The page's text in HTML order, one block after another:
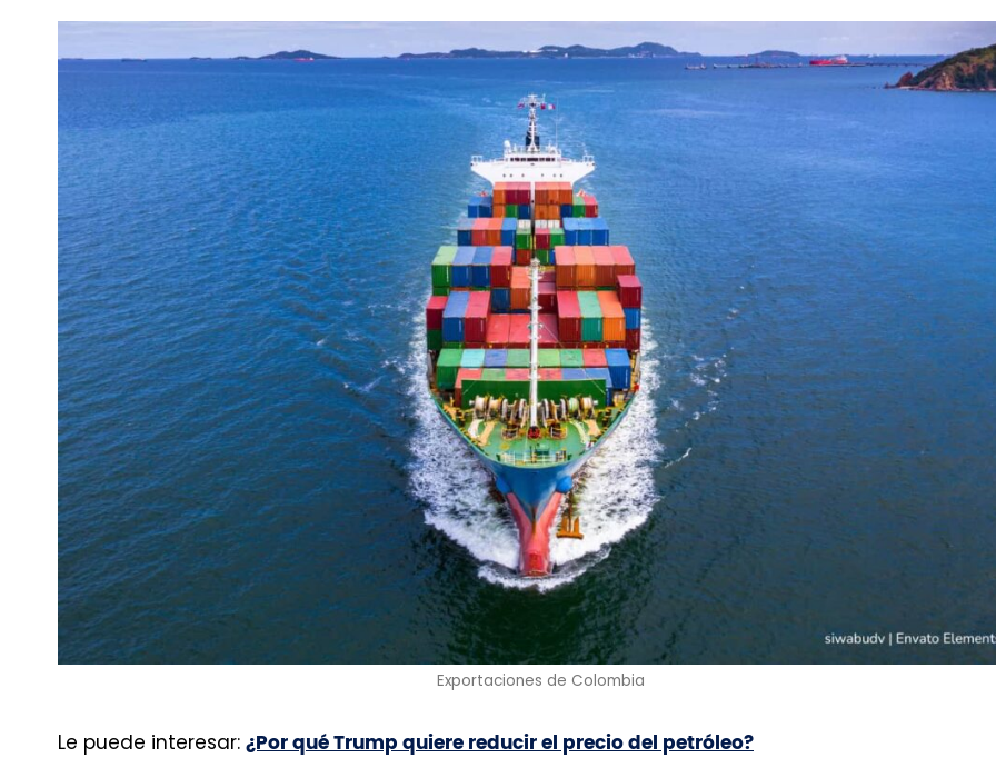
Exportaciones de Colombia
Le puede interesar: ¿Por qué Trump quiere reducir el precio del petróleo?